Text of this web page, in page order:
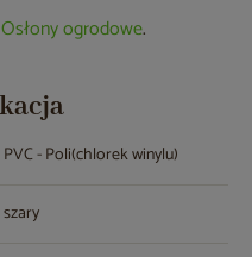
Osłony ogrodowe.
PVC - Poli(chlorek winylu)
szary